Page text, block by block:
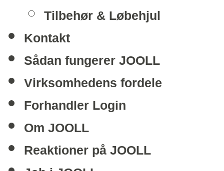
Tilbehør & Løbehjul
Kontakt
Sådan fungerer JOOLL
Virksomhedens fordele
Forhandler Login
Om JOOLL
Reaktioner på JOOLL